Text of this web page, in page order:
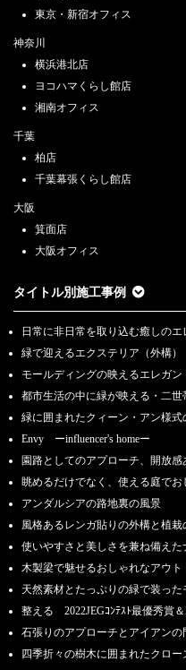
東京・新宿オフィス
千葉
柏店
千葉幕張くらし館店
神奈川
横浜港北店
ヨコハマくらし館店
湘南オフィス
大阪
箕面店
大阪オフィス
タイトル別施工事例
日常に非日常を取り込む癒しの
緑で迎えるエクステリア（外構
モールディングの映えるエレガ
都市生活の中に緑が映える・二
緑に囲まれたクィーン・アン様式
Envy ーinfluencer's homeー
園路としてのアプローチ、開放
眺めるだけでなく、使える庭でお
アンダルシアの路地裏の風景
風格あるレンガ貼りの外構と植
使いやすさと美しさを兼ね備え
木製梁で魅せるおしゃれなアウト
天然素材とたっぷりの緑で装っ
整える 2022JEGｺﾝﾃｽﾄ最優秀賞
石張りのアプローチとアイアン
四季折々の樹木に囲まれたクロー